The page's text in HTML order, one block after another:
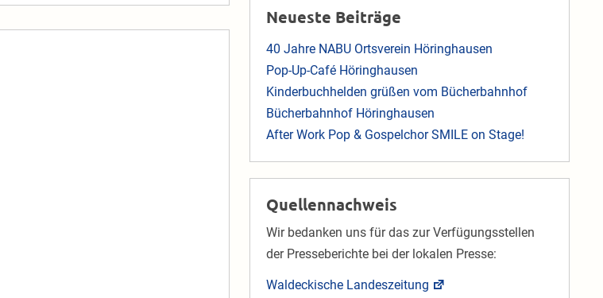
Seniorengemeinschaft“
am
Neueste Beiträge
40 Jahre NABU Ortsverein Höringhausen
Pop-Up-Café Höringhausen
Kinderbuchhelden grüßen vom Bücherbahnhof
Bücherbahnhof Höringhausen
After Work Pop & Gospelchor SMILE on Stage!
Quellennachweis
Wir bedanken uns für das zur Verfügungsstellen
der Presseberichte bei der lokalen Presse:
Waldeckische Landeszeitung